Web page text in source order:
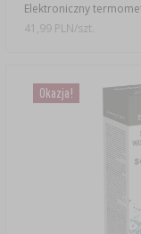
Elektroniczny
41,99 PLN/szt.
Okazja!